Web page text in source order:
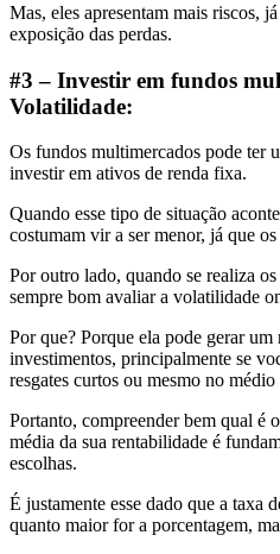
Mas, eles apresentam mais riscos,
exposição das perdas.
#3 – Investir em fundos
Volatilidade:
Os fundos multimercados pode ter
investir em ativos de renda fixa.
Quando esse tipo de situação
costumam vir a ser menor, já que
Por outro lado, quando se realiza
sempre bom avaliar a volatilidade
Por que? Porque ela pode gerar um
investimentos, principalmente se
resgates curtos ou mesmo no médio
Portanto, compreender bem qual é
média da sua rentabilidade é
escolhas.
É justamente esse dado que a taxa
quanto maior for a porcentagem,